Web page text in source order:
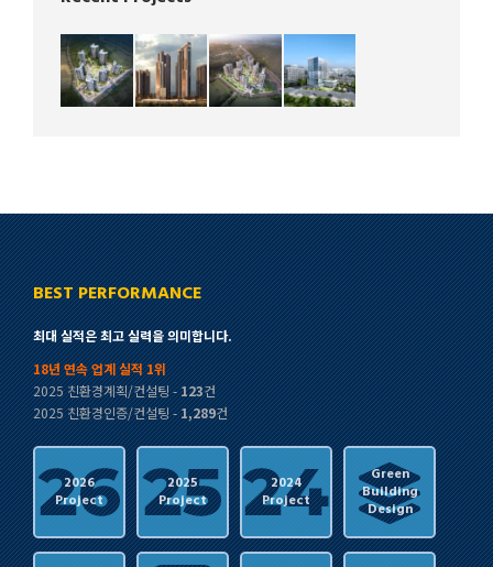
BEST PERFORMANCE
최대 실적은 최고 실력을 의미합니다.
18년 연속 업계 실적 1위
2025 친환경계획/컨설팅 -123건
2025 친환경인증/컨설팅 -1,289건
2026
Project
2025
Project
2024
Project
Green
Building
Design